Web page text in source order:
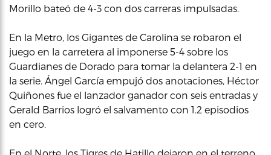
Morillo bateó de 4-3 con dos carreras impulsadas.
En la Metro, los Gigantes de Carolina se robaron el
juego en la carretera al imponerse 5-4 sobre los
Guardianes de Dorado para tomar la delantera 2-1 en
la serie. Ángel García empujó dos anotaciones, Héctor
Quiñones fue el lanzador ganador con seis entradas y
Gerald Barrios logró el salvamento con 1.2 episodios
en cero.